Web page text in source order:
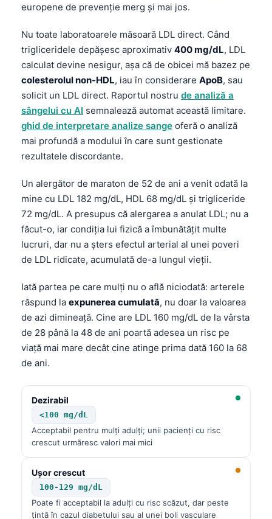
europene de prevenție merg și mai jos.
Nu toate laboratoarele măsoară LDL direct. Când
trigliceridele depășesc aproximativ 400 mg/dL, LDL
calculat devine nesigur, așa că de obicei mă bazez pe
colesterolul non-HDL, iau în considerare ApoB, sau
solicit un LDL direct. Raportul nostru de analiză a
sângelui cu AI semnalează automat această limitare.
ghid de interpretare analize sange oferă o analiză
mai profundă a modului în care sunt gestionate
rezultatele discordante.
Un alergător de maraton de 52 de ani a venit odată la
mine cu LDL 182 mg/dL, HDL 68 mg/dL și trigliceride
72 mg/dL. A presupus că alergarea a anulat LDL; nu a
făcut-o, iar condiția lui fizică a îmbunătățit multe
lucruri, dar nu a șters efectul arterial al unei poveri
de LDL ridicate, acumulată de-a lungul vieții.
Iată partea pe care mulți nu o află niciodată: arterele
răspund la expunerea cumulată, nu doar la valoarea
de azi dimineață. Cine are LDL 160 mg/dL de la vârsta
de 28 până la 48 de ani poartă adesea un risc pe
viață mai mare decât cine atinge prima dată 160 la 68
de ani.
Dezirabil
<100 mg/dL
Acceptabil pentru mulți adulți; unii pacienți cu risc
crescut urmăresc valori mai mici
Ușor crescut
100-129 mg/dL
Poate fi acceptabil la adulți cu risc scăzut, dar peste
țintă în cazul diabetului sau al unei boli vasculare